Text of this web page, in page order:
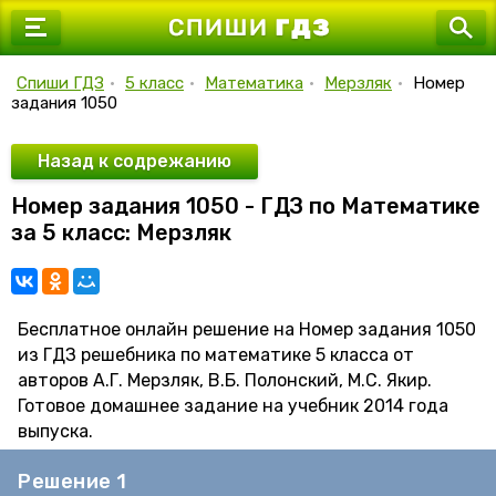
7 класс
9 класс
10 класс
11 класс
Спиши ГДЗ • 5 класс • Математика • Мерзляк •
Номер
задания 1050
Назад к содрежанию
Номер задания 1050 - ГДЗ по Математике
за 5 класс: Мерзляк
Бесплатное онлайн решение на Номер задания 1050
из ГДЗ решебника по математике 5 класса от
авторов А.Г. Мерзляк, В.Б. Полонский, М.С. Якир.
Готовое домашнее задание на учебник 2014 года
выпуска.
Решение 1